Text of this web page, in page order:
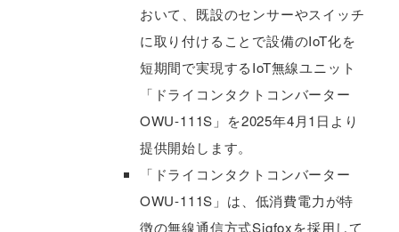
おいて、既設のセンサーやスイッチ
に取り付けることで設備のIoT化を
短期間で実現するIoT無線ユニット
「ドライコンタクトコンバーター
OWU-111S」を2025年4月1日より
提供開始します。
「ドライコンタクトコンバーター
OWU-111S」は、低消費電力が特
徴の無線通信方式Sigfoxを採用して